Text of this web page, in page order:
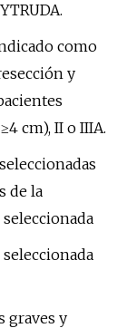
como
y
cm), II o IIIA.
de la
graves y